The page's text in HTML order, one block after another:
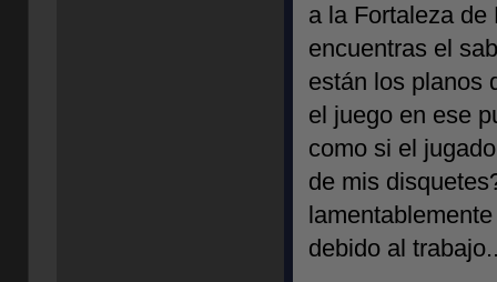
a la Fortaleza de
encuentras el
están los planos
el juego en ese
como si el
de mis
debido al